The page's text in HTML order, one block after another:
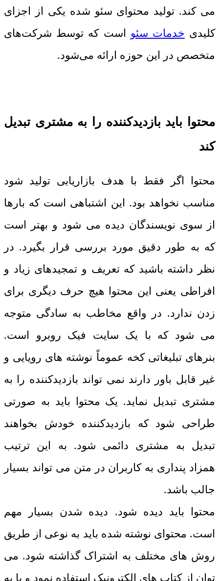
می کند. تولید محتوای سئو شده یکی از اجزای
کلیدی خدمات سئو است که توسط شرکت‌های
متخصص در این حوزه ارائه می‌شود.
محتوا باید بازدیدکننده را به مشتری تبدیل
کند
محتوا اگر فقط با هدف بازاریابی تولید شود
مناسب نخواهد بود. این اشتباهی است که بارها
از سوی نویسندگان دیده می شود و بهتر است
که به طور دقیق مورد بررسی قرار بگیرد. در
نظر داشته باشید که تعریف و تمجیدهای زیاد و
افراطی یعنی این محتوا هیچ حرف دیگری برای
زدن ندارد. در واقع مخاطب به سادگی متوجه
می شود که با یک سایت فیک روبرو است.
بنرهای تبلیغاتی کخه عموماً نوشته های رویایی و
غیر قابل باور دارند نمی تواند بازدیدکننده را به
مشتری تبدیل نماید. یک محتوا باید به صورتی
طراحی شود که بازدیدکننده خودش بخواهند
تبدیل به مشتری دائمی شود. به این ترتیب
همزاد پنداری به کاربران در متن می تواند بسیار
جالب باشد.
محتوا باید دیده شود. دیده شدن بسیار مهم
است. محتوای نوشته شده باید به نوعی از طریق
روش های مختلف به اشتراک گذاشته شود. می
توان از کتاب های الکترونیک استفاده نمود و یا به